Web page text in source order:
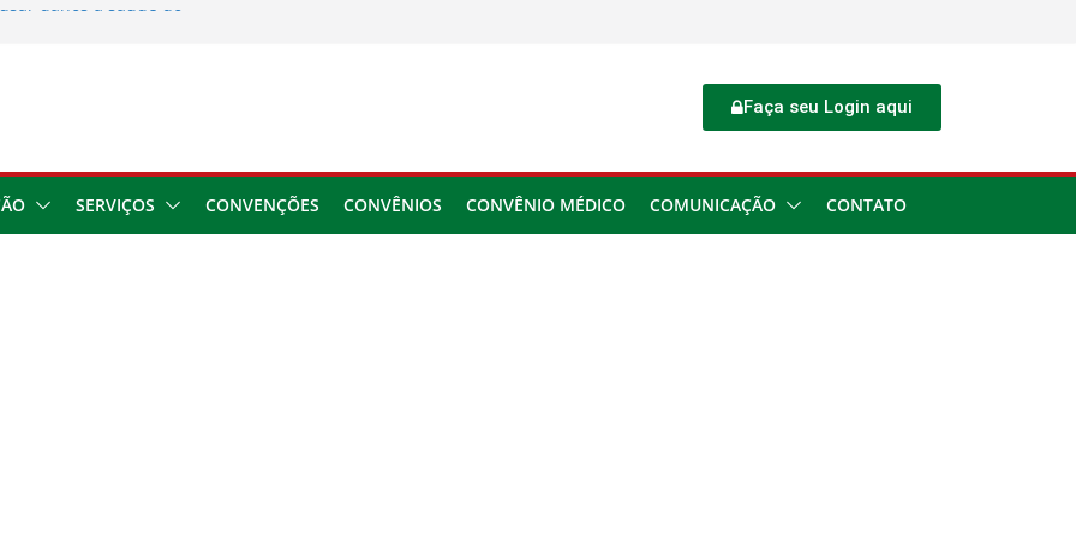
danos à saúde do
Faça seu Login aqui
SERVIÇOS CONVENÇÕES CONVÊNIOS CONVÊNIO MÉDICO COMUNICAÇÃO CONTATO